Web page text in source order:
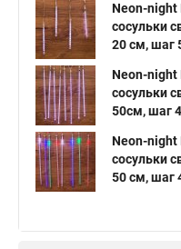
Neon-
сосульки
20 см, шаг
Neon-
сосульки
50см, шаг
Neon-
сосульки
50 см, шаг